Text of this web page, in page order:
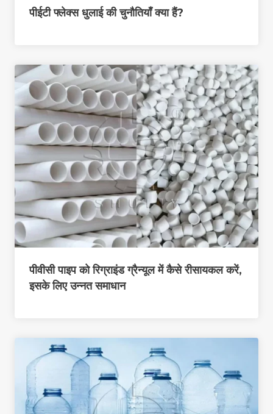
पीईटी फ्लेक्स धुलाई की चुनौतियाँ क्या हैं?
पीवीसी पाइप को रिग्राइंड ग्रैन्यूल में कैसे रीसायकल करें,
इसके लिए उन्नत समाधान